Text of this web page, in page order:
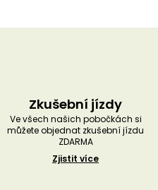
Zkušební jízdy
Ve všech našich pobočkách si
můžete objednat zkušební jízdu
ZDARMA
Zjistit více